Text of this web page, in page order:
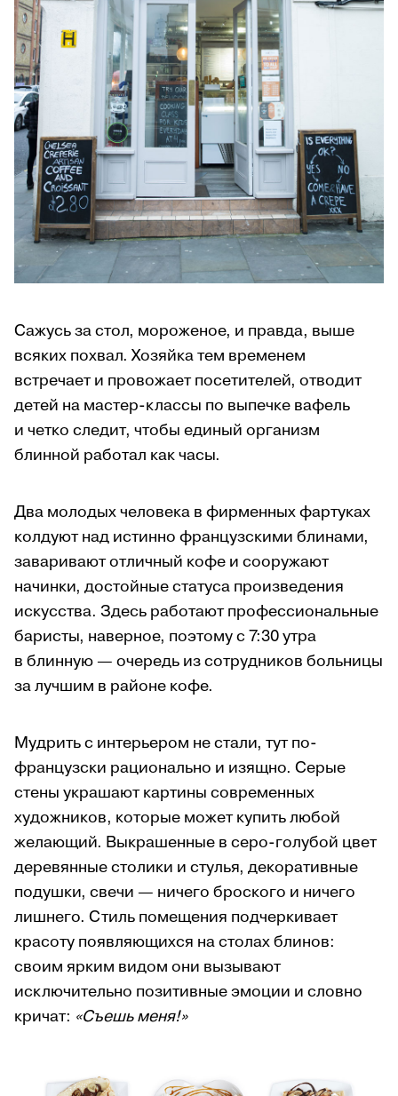
Сажусь за стол, мороженое, и правда, выше
всяких похвал. Хозяйка тем временем
встречает и провожает посетителей, отводит
детей на мастер-классы по выпечке вафель
и четко следит, чтобы единый организм
блинной работал как часы.
Два молодых человека в фирменных фартуках
колдуют над истинно французскими блинами,
заваривают отличный кофе и сооружают
начинки, достойные статуса произведения
искусства. Здесь работают профессиональные
баристы, наверное, поэтому с 7:30 утра
в блинную — очередь из сотрудников больницы
за лучшим в районе кофе.
Мудрить с интерьером не стали, тут по-
французски рационально и изящно. Серые
стены украшают картины современных
художников, которые может купить любой
желающий. Выкрашенные в серо-голубой цвет
деревянные столики и стулья, декоративные
подушки, свечи — ничего броского и ничего
лишнего. Стиль помещения подчеркивает
красоту появляющихся на столах блинов:
своим ярким видом они вызывают
исключительно позитивные эмоции и словно
кричат: «Съешь меня!»